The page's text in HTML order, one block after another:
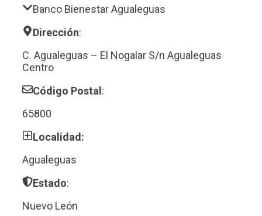
Banco Bienestar Agualeguas
Dirección:
C. Agualeguas – El Nogalar S/n Agualeguas
Centro
Código Postal:
65800
Localidad:
Agualeguas
Estado:
Nuevo León